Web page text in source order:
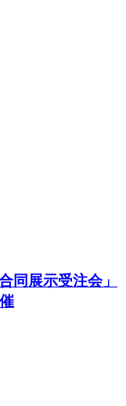
同展示受注会」